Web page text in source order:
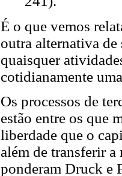
É o que vemos
outra alternativa de
quaisquer
cotidianamente
Os processos de
estão entre os que
liberdade que o
além de transferir a
ponderam Druck e